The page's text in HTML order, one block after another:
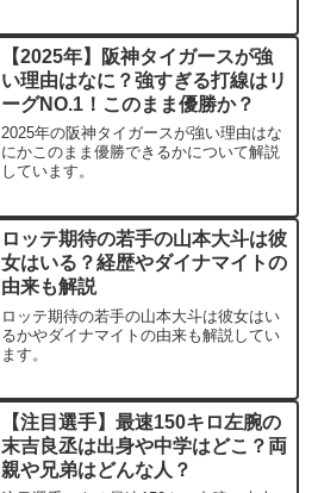
【2025年】阪神タイガースが強
い理由はなに？強すぎる打線はリ
ーグNO.1！このまま優勝か？
2025年の阪神タイガースが強い理由はな
にかこのまま優勝できるかについて解説
しています。
ロッテ期待の若手の山本大斗は彼
女はいる？経歴やダイナマイトの
由来も解説
ロッテ期待の若手の山本大斗は彼女はい
るかやダイナマイトの由来も解説してい
ます。
【注目選手】最速150キロ左腕の
末吉良丞は出身や中学はどこ？両
親や兄弟はどんな人？